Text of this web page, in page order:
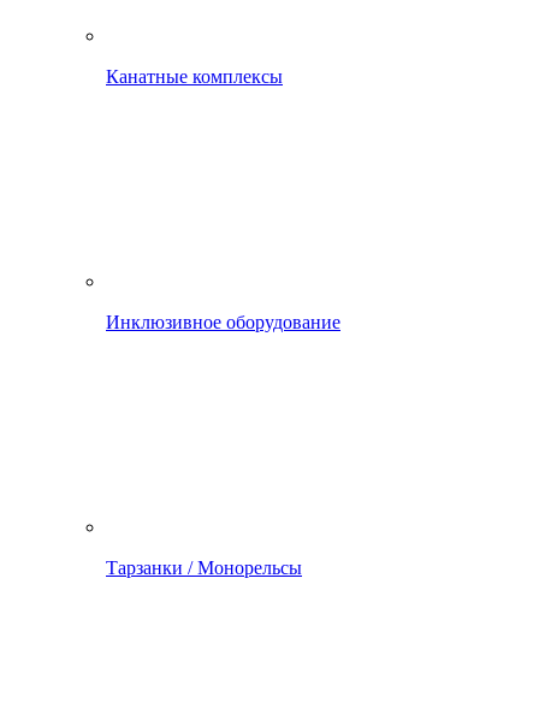
Канатные комплексы
Инклюзивное оборудование
Тарзанки / Монорельсы